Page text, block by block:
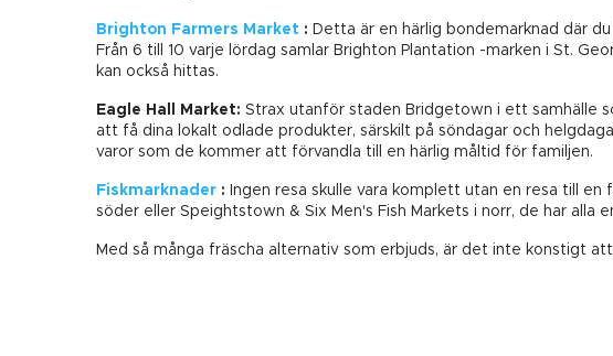
Brighton Farmers Market : Detta är en härlig bondemarknad där
Från 6 till 10 varje lördag samlar Brighton Plantation -marken i St.
kan också hittas.
Eagle Hall Market: Strax utanför staden Bridgetown i ett samhälle
att få dina lokalt odlade produkter, särskilt på söndagar och
varor som de kommer att förvandla till en härlig måltid för familjen.
Fiskmarknader : Ingen resa skulle vara komplett utan en resa till en
söder eller Speightstown & Six Men's Fish Markets i norr, de har alla
Med så många fräscha alternativ som erbjuds, är det inte konstigt